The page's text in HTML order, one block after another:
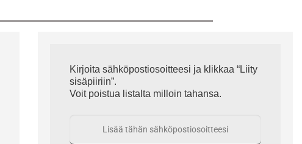
Kirjoita sähköpostiosoitteesi ja klikkaa “Liity
sisäpiiriin”.
Voit poistua listalta milloin tahansa.